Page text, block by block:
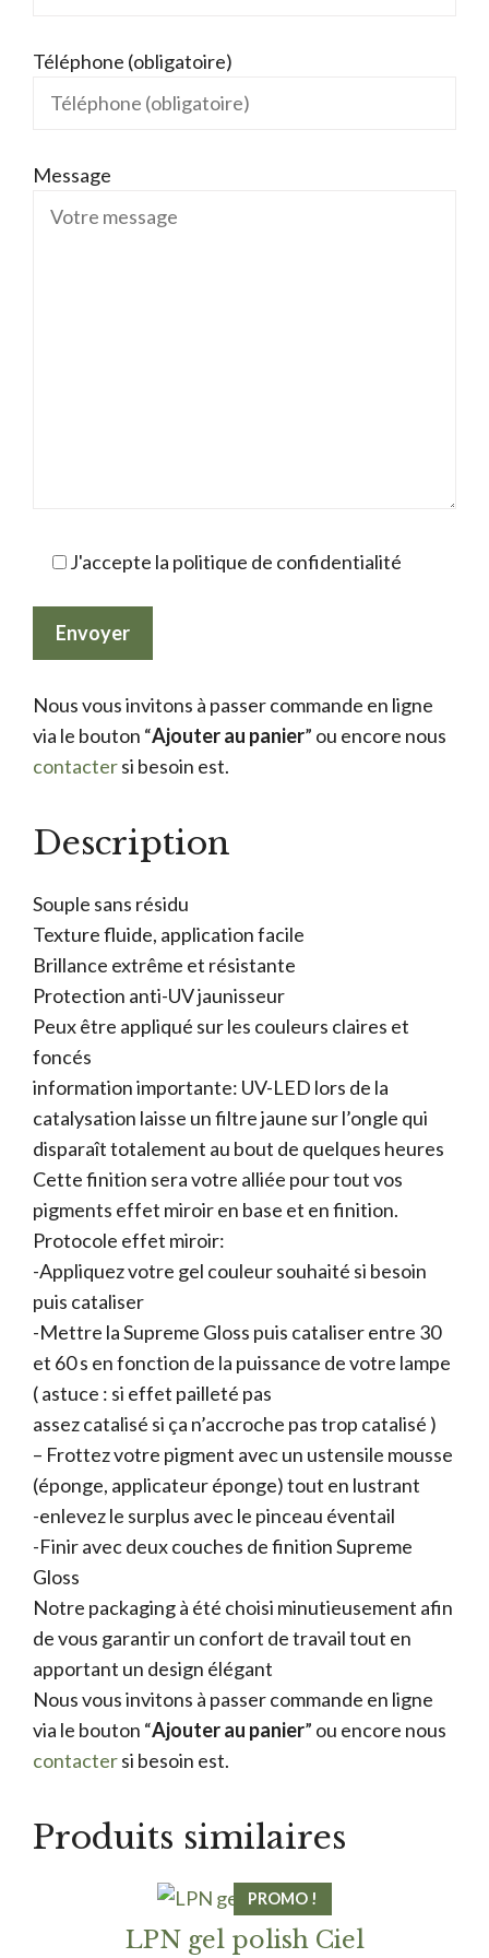
Téléphone (obligatoire)
Message
J'accepte la politique de confidentialité
Nous vous invitons à passer commande en ligne
via le bouton “Ajouter au panier” ou encore nous
contactersi besoin est.
Description
Souple sans résidu
Texture fluide, application facile
Brillance extrême et résistante
Protection anti-UV jaunisseur
Peux être appliqué sur les couleurs claires et
foncés
information importante: UV-LED lors de la
catalysation laisse un filtre jaune sur l’ongle qui
disparaît totalement au bout de quelques heures
Cette finition sera votre alliée pour tout vos
pigments effet miroir en base et en finition.
Protocole effet miroir:
-Appliquez votre gel couleur souhaité si besoin
puis cataliser
-Mettre la Supreme Gloss puis cataliser entre 30
et 60 s en fonction de la puissance de votre lampe
( astuce : si effet pailleté pas
assez catalisé si ça n’accroche pas trop catalisé )
– Frottez votre pigment avec un ustensile mousse
(éponge, applicateur éponge) tout en lustrant
-enlevez le surplus avec le pinceau éventail
-Finir avec deux couches de finition Supreme
Gloss
Notre packaging à été choisi minutieusement afin
de vous garantir un confort de travail tout en
apportant un design élégant
Nous vous invitons à passer commande en ligne
via le bouton “Ajouter au panier” ou encore nous
contactersi besoin est.
Produits similaires
PROMO !
LPN gel polish Ciel